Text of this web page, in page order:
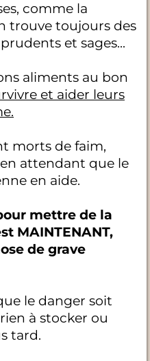
comme la
trouve toujours des
et sages...
aliments au bon
et aider leurs
morts de faim,
attendant que le
en aide.
mettre de la
MAINTENANT,
de grave
le danger soit
à stocker ou
tard.